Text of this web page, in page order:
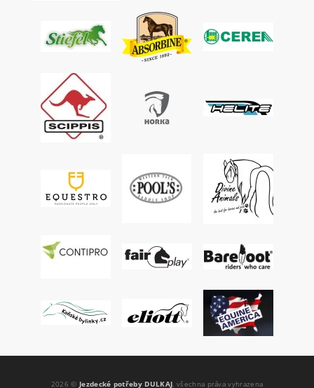
2026 © Jezdecké potřeby DULKAJ , všechna práva vyhrazena